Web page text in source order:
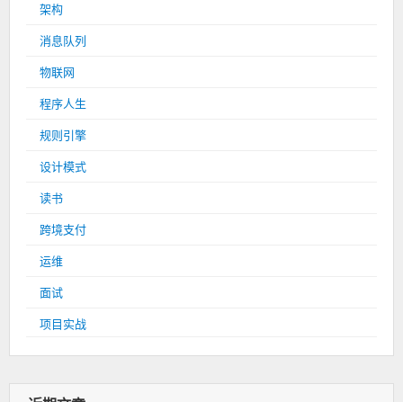
架构
消息队列
物联网
程序人生
规则引擎
设计模式
读书
跨境支付
运维
面试
项目实战